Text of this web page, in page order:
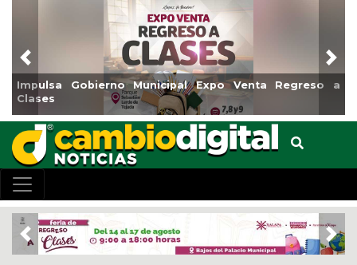
Reabrirá Coatzacoalcos la Alberca Semiolímpica Zona
Centro
Previous
Previous